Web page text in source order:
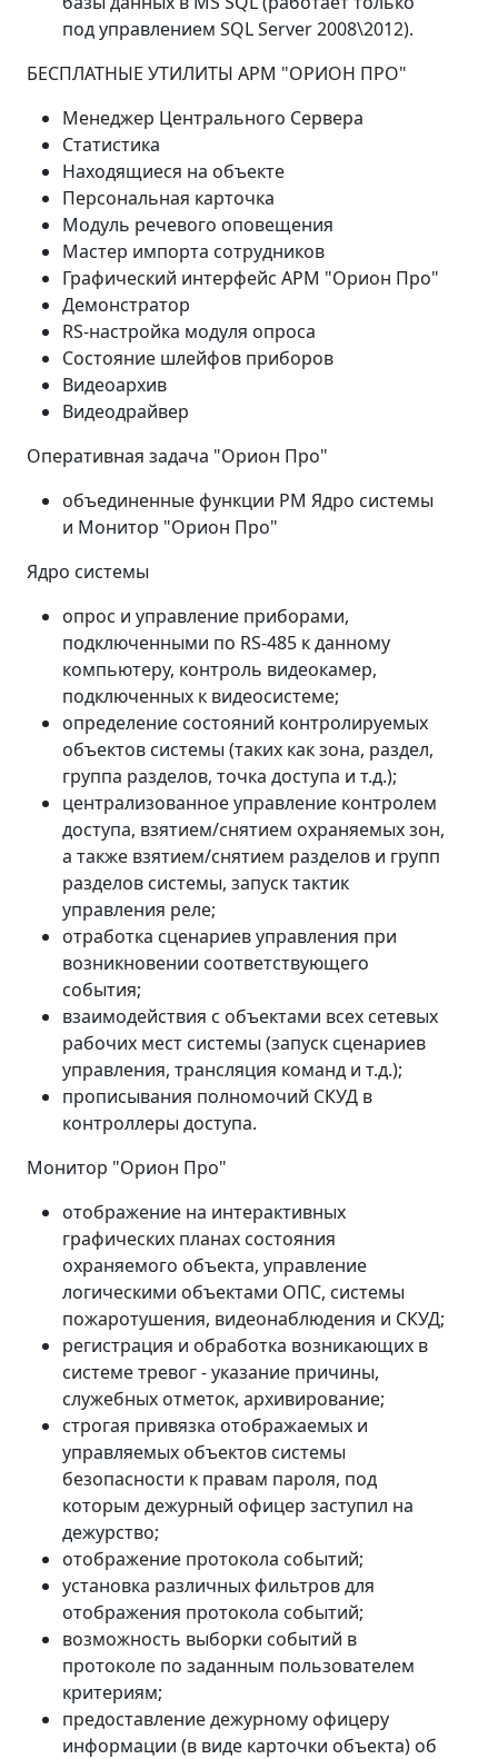
под управлением SQL Server 2008\2012).
БЕСПЛАТНЫЕ УТИЛИТЫ АРМ "ОРИОН ПРО"
Менеджер Центрального Сервера
Статистика
Находящиеся на объекте
Персональная карточка
Модуль речевого оповещения
Мастер импорта сотрудников
Графический интерфейс АРМ "Орион Про"
Демонстратор
RS-настройка модуля опроса
Состояние шлейфов приборов
Видеоархив
Видеодрайвер
Оперативная задача "Орион Про"
объединенные функции РМ Ядро системы
и Монитор "Орион Про"
Ядро системы
опрос и управление приборами,
подключенными по RS-485 к данному
компьютеру, контроль видеокамер,
подключенных к видеосистеме;
определение состояний контролируемых
объектов системы (таких как зона, раздел,
группа разделов, точка доступа и т.д.);
централизованное управление контролем
доступа, взятием/снятием охраняемых зон,
а также взятием/снятием разделов и групп
разделов системы, запуск тактик
управления реле;
отработка сценариев управления при
возникновении соответствующего
события;
взаимодействия с объектами всех сетевых
рабочих мест системы (запуск сценариев
управления, трансляция команд и т.д.);
прописывания полномочий СКУД в
контроллеры доступа.
Монитор "Орион Про"
отображение на интерактивных
графических планах состояния
охраняемого объекта, управление
логическими объектами ОПС, системы
пожаротушения, видеонаблюдения и СКУД;
регистрация и обработка возникающих в
системе тревог - указание причины,
служебных отметок, архивирование;
строгая привязка отображаемых и
управляемых объектов системы
безопасности к правам пароля, под
которым дежурный офицер заступил на
дежурство;
отображение протокола событий;
установка различных фильтров для
отображения протокола событий;
возможность выборки событий в
протоколе по заданным пользователем
критериям;
предоставление дежурному офицеру
информации (в виде карточки объекта) об